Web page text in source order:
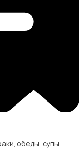
обеды, супы,